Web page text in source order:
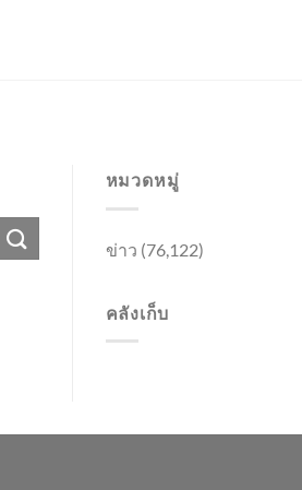
หมวดหมู่
ข่าว (76,122)
คลังเก็บ